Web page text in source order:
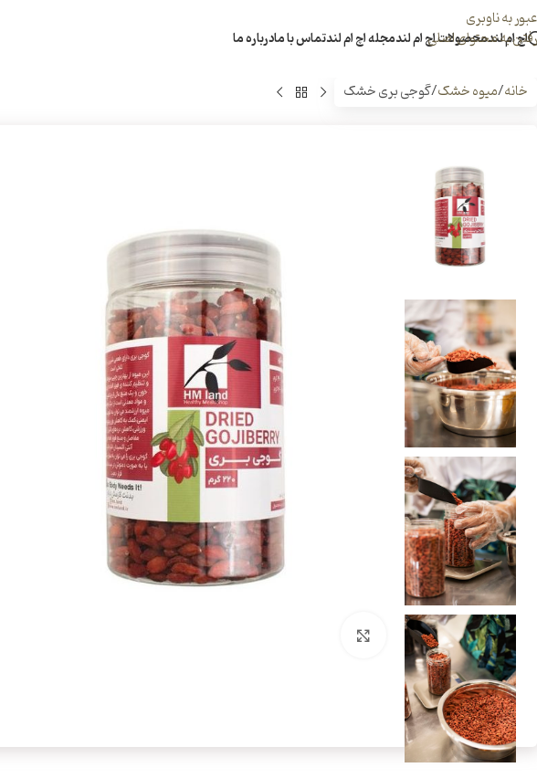
عبور به ناوبری
رفتن به محتوای اصلی
اچ ام لندمحصولات اچ ام لندمجله اچ ام لندتماس با مادرباره ما
خانه میوه خشک گوجی بری خشک